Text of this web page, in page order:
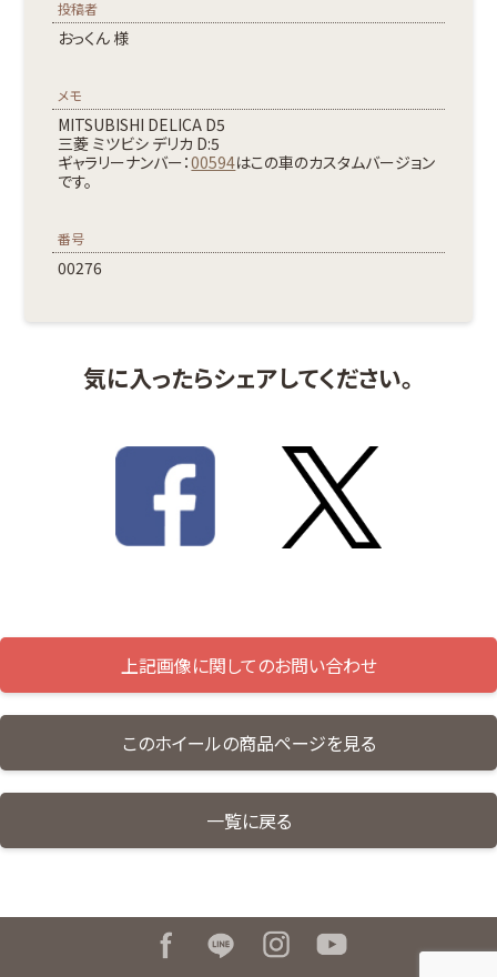
投稿者
おっくん 様
メモ
MITSUBISHI DELICA D5
三菱 ミツビシ デリカ D:5
ギャラリーナンバー：00594はこの車のカスタムバージョン
です。
番号
00276
気に入ったらシェアしてください。
上記画像に関してのお問い合わせ
このホイールの商品ページを見る
一覧に戻る